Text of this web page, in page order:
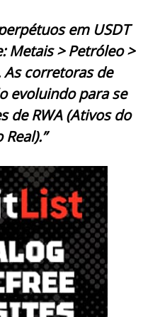
em USDT
Metais > Petróleo >
As corretoras de
evoluindo para se
de RWA (Ativos do